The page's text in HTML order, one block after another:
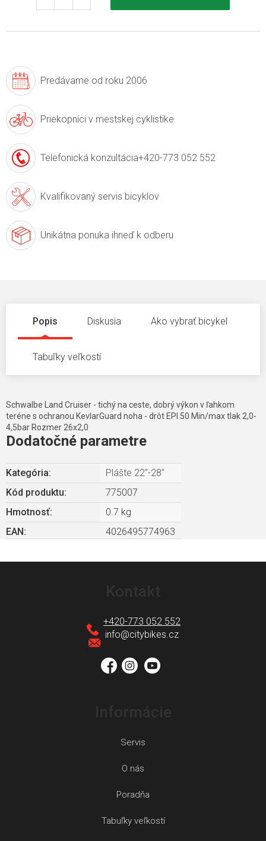
Predávame od roku 2006
Priekopníci v mestskej cyklistike
Telefonická konzultácia+420-773 052 552
Kvalifikovaný servis bicyklov
Unikátna ponuka ihneď k odberu
Popis Diskusia Ako vybrať bicykel
Tabuľky veľkostí
Schwalbe Land Cruiser - tichý na ceste, dobrý výkon v ľahkom
teréne s ochranou KevlarGuard noha - drôt EPI 50 Min/max tlak 2,0-
4,5bar Rozmer 26x2,0
Dodatočné parametre
Kategória:
Plášte 22"-28"
Kód produktu:
775007
Hmotnosť:
0.7 kg
EAN : 4026495774963
info@citybikes.cz
+420-773 052 552
Servis
O nás
Poradňa
Tabuľky veľkostí